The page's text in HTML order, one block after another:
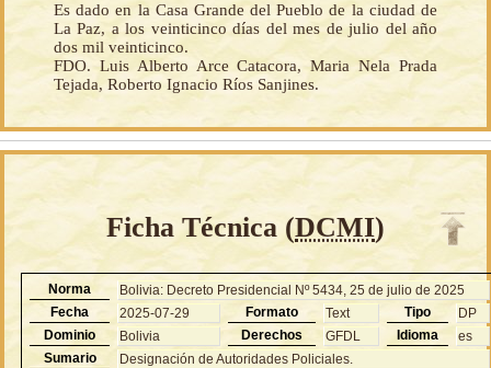
Es dado en la Casa Grande del Pueblo de la ciudad de
La Paz, a los veinticinco días del mes de julio del año
dos mil veinticinco.
FDO. Luis Alberto Arce Catacora, Maria Nela Prada
Tejada, Roberto Ignacio Ríos Sanjines.
Ficha Técnica (DCMI)
Norma
Bolivia: Decreto Presidencial Nº 5434, 25 de julio de 2025
Fecha
2025-07-29 Formato Text Tipo
DP
Dominio
Bolivia Derechos GFDL Idioma
es
Sumario
Designación de Autoridades Policiales.